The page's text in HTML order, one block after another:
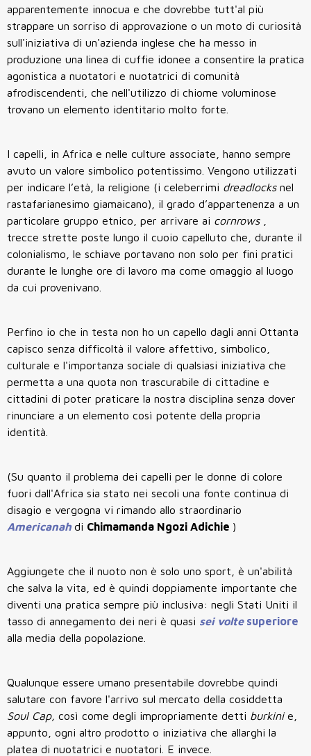
apparentemente innocua e che dovrebbe tutt'al più
strappare un sorriso di approvazione o un moto di curiosità
sull'iniziativa di un'azienda inglese che ha messo in
produzione una linea di cuffie idonee a consentire la pratica
agonistica a nuotatori e nuotatrici di comunità
afrodiscendenti, che nell'utilizzo di chiome voluminose
trovano un elemento identitario molto forte.
I capelli, in Africa e nelle culture associate, hanno sempre
avuto un valore simbolico potentissimo. Vengono utilizzati
per indicare l’età, la religione (i celeberrimi dreadlocks nel
rastafarianesimo giamaicano), il grado d’appartenenza a un
particolare gruppo etnico, per arrivare ai cornrows
trecce strette poste lungo il cuoio capelluto che, durante il
colonialismo, le schiave portavano non solo per fini pratici
durante le lunghe ore di lavoro ma come omaggio al luogo
da cui provenivano.
Perfino io che in testa non ho un capello dagli anni Ottanta
capisco senza difficoltà il valore affettivo, simbolico,
culturale e l'importanza sociale di qualsiasi iniziativa che
permetta a una quota non trascurabile di cittadine e
cittadini di poter praticare la nostra disciplina senza dover
rinunciare a un elemento così potente della propria
identità.
(Su quanto il problema dei capelli per le donne di colore
fuori dall'Africa sia stato nei secoli una fonte continua di
disagio e vergogna vi rimando allo straordinario
Americanahdi Chimamanda Ngozi Adichie )
Aggiungete che il nuoto non è solo uno sport, è un'abilità
che salva la vita, ed è quindi doppiamente importante che
diventi una pratica sempre più inclusiva: negli Stati Uniti il
tasso di annegamento dei neri è quasi sei volte superiore
alla media della popolazione.
Qualunque essere umano presentabile dovrebbe quindi
salutare con favore l'arrivo sul mercato della cosiddetta
Soul Cap, così come degli impropriamente detti burkinie,
appunto, ogni altro prodotto o iniziativa che allarghi la
platea di nuotatrici e nuotatori. E invece.